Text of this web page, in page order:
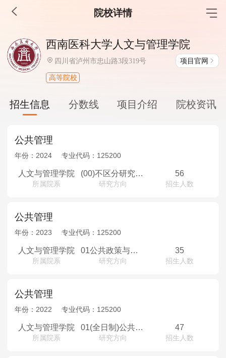
院校详情
MBA工商管理
院校库 考试报名 招生政策 学制学费
报名流程
考试真题
报考经验
MEM工程管理
考试真题
报考经验
院校库 考试报名 招生政策
报名流程
MPAcc会计专硕
院校库 考试报名 招生政策
报名流程
考试真题
报考经验 招生简章
MTA旅游管理
院校库 考试报名 招生政策
考试真题
报考经验 招生简章
西南医科大学人文与管理学院
四川省泸州市忠山路3段319号 项目官网
高等院校
招生信息 分数线 项目介绍 院校资讯
公共管理
年份： 2024 专业代码： 125200
人文与管理学院
所属院系
(00)不区分研究方向
研究方向
56
招生人数
公共管理
年份： 2023 专业代码： 125200
人文与管理学院
所属院系
01公共政策与行政管理；02卫生服务与医院管理；03卫生经济与医疗保障；04卫生人才培养与医学教育
研究方向
35
招生人数
公共管理
年份： 2022 专业代码： 125200
人文与管理学院
所属院系
01(全日制)公共政策与行政管理02(全日制)卫生服务与医院管理03(全日制)卫生经济与医疗保障04(全日制)卫生人才培养与医学教育
研究方向
47
招生人数